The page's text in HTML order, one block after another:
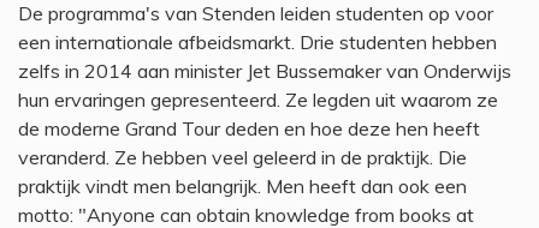
De programma's van Stenden leiden studenten op voor
een internationale afbeidsmarkt. Drie studenten hebben
zelfs in 2014 aan minister Jet Bussemaker van Onderwijs
hun ervaringen gepresenteerd. Ze legden uit waarom ze
de moderne Grand Tour deden en hoe deze hen heeft
veranderd. Ze hebben veel geleerd in de praktijk. Die
praktijk vindt men belangrijk. Men heeft dan ook een
motto: "Anyone can obtain knowledge from books at